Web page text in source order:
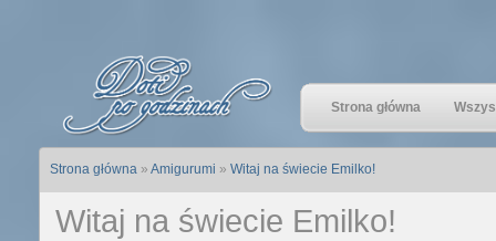
Strona główna
Strona główna» Amigurumi » Witaj na świecie Emilko!
Witaj na świecie Emilko!